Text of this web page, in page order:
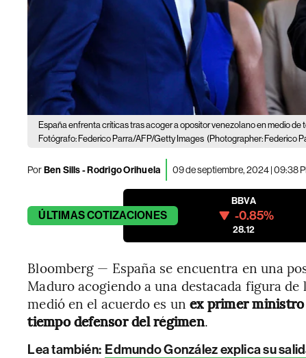
España enfrenta críticas tras acoger a opositor venezolano en medio de
Fotógrafo: Federico Parra/AFP/Getty Images (Photographer: Federico
PorBen Sills - Rodrigo Orihuela 09 de septiembre, 2024 | 09:38
ÚLTIMASCOTIZACIONES
BBVA
-0.85%
28.12
Bloomberg — España se encuentra en una
Maduro acogiendo a una destacada figura
medió en el acuerdo es un ex primer
tiempo defensor del régimen.
Lea también: Edmundo González explica su